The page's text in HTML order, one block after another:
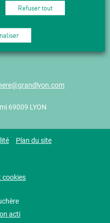
en vous abonnant
69009 LYON
Plan du site
cookies
acti
Refuser tout